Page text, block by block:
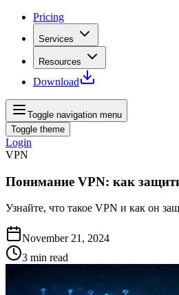
Pricing
Services
Resources
Download
Toggle navigation menu
Toggle theme
Login
VPN
Понимание VPN: как
Узнайте, что такое VPN и как он
November 21, 2024
3 min read